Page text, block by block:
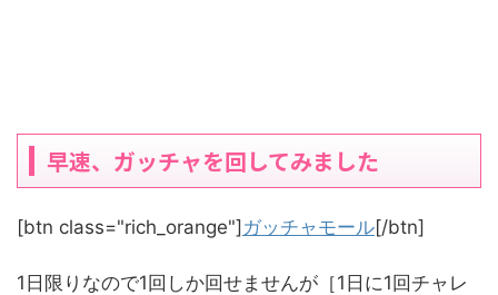
早速、ガッチャを回してみました
[btn class="rich_orange"]ガッチャモール[/btn]
1日限りなので1回しか回せませんが［1日に1回チャレ